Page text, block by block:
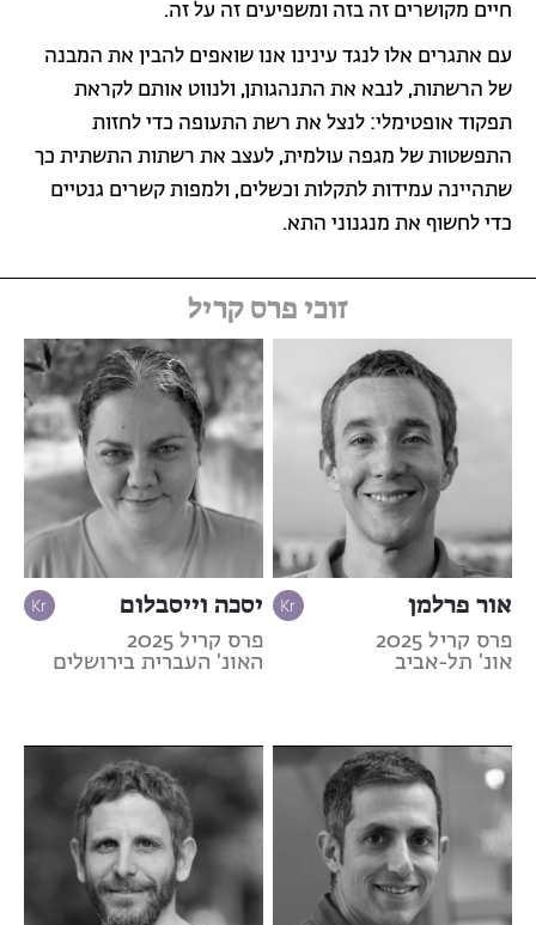
חיים מקושרים זה בזה ומשפיעים זה על זה.
עם אתגרים אלו לנגד עינינו אנו שואפים להבין את המבנה
של הרשתות, לנבא את התנהגותן, ולנווט אותם לקראת
תפקוד אופטימלי: לנצל את רשת התעופה כדי לחזות
התפשטות של מגפה עולמית, לעצב את רשתות התשתית כך
שתהיינה עמידות לתקלות וכשלים, ולמפות קשרים גנטיים
כדי לחשוף את מנגנוני התא.
זוכי פרס קריל
אור פרלמן
פרס קריל 2025
אונ' תל-אביב
יסכה וייסבלום
פרס קריל 2025
האונ' העברית בירושלים